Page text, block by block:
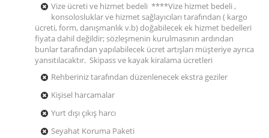
Vize ücreti ve hizmet bedeli ****Vize hizmet bedeli ,
konsolosluklar ve hizmet sağlayıcıları tarafından ( kargo
ücreti, form, danışmanlık v.b) doğabilecek ek hizmet bedelleri
fiyata dahil değildir; sözleşmenin kurulmasının ardından
bunlar tarafından yapılabilecek ücret artışları müşteriye ayrıca
yansıtılacaktır. Skipass ve kayak kiralama ücretleri
Rehberiniz tarafından düzenlenecek ekstra geziler
Kişisel harcamalar
Yurt dışı çıkış harcı
Seyahat Koruma Paketi